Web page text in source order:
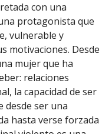
con una
protagonista que
vulnerable y
motivaciones. Desde
mujer que ha
relaciones
la capacidad de ser
desde ser una
hasta verse forzada